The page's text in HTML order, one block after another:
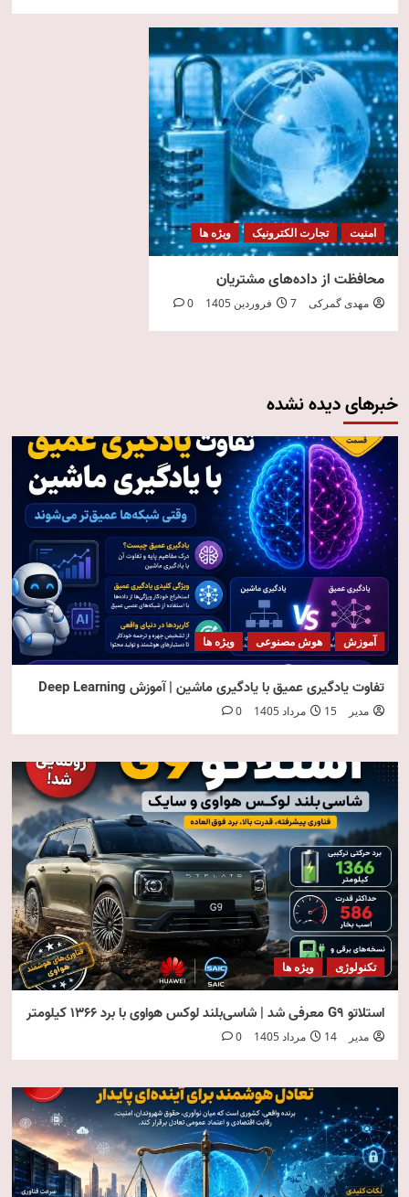
امنیت تجارت الکترونیک ویژه ها
محافظت از داده‌های مشتریان
مهدی گمرکی 7 فروردین 1405 0
خبرهای دیده نشده
آموزش هوش مصنوعی ویژه ها
تفاوت یادگیری عمیق با یادگیری ماشین | آموزش Deep Learning
مدیر 15 مرداد 1405 0
تکنولوژی ویژه ها
استلاتو G9 معرفی شد | شاسی‌بلند لوکس هواوی با برد ۱۳۶۶ کیلومتر
مدیر 14 مرداد 1405 0